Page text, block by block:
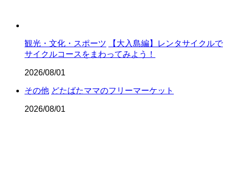
観光・文化・スポーツ
【大入島編】レンタサイクルで
サイクルコースをまわってみよう！
2026/08/01
その他 どたばたママのフリーマーケット
2026/08/01